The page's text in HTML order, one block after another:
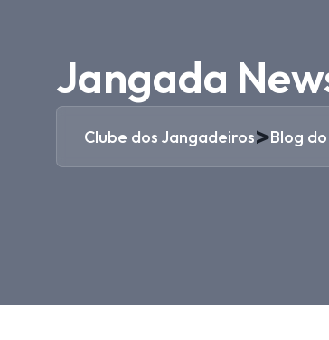
Jangada
Clube dos Jangadeiros>Blog